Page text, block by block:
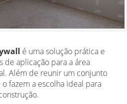
é uma solução prática e
de aplicação para a área
Além de reunir um conjunto
fazem a escolha ideal para